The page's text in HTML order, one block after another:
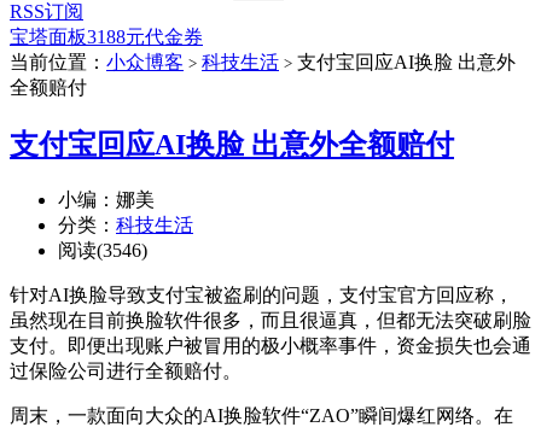
RSS订阅
宝塔面板3188元代金券
当前位置： 小众博客 > 科技生活 > 支付宝回应AI换脸 出意外
全额赔付
支付宝回应AI换脸 出意外全额赔付
小编：娜美
分类： 科技生活
阅读(3546)
针对AI换脸导致支付宝被盗刷的问题，支付宝官方回应称，
虽然现在目前换脸软件很多，而且很逼真，但都无法突破刷脸
支付。即便出现账户被冒用的极小概率事件，资金损失也会通
过保险公司进行全额赔付。
周末，一款面向大众的AI换脸软件“ZAO”瞬间爆红网络。在